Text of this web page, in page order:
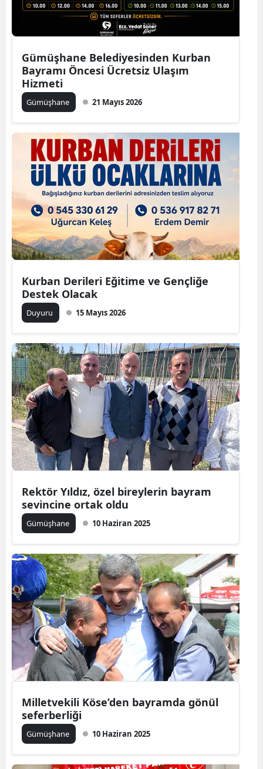
Yozgat
Aksaray
Kırıkkale
Batman
Şırnak
Bartın
Ardahan
Iğdır
Yalova
Kilis
Osmaniye
Düzce
Gümüşhane Belediyesinden Kurban
Bayramı Öncesi Ücretsiz Ulaşım
Hizmeti
Gümüşhane 21 Mayıs 2026
Kurban Derileri Eğitime ve Gençliğe
Destek Olacak
Duyuru 15 Mayıs 2026
Rektör Yıldız, özel bireylerin bayram
sevincine ortak oldu
Gümüşhane 10 Haziran 2025
Milletvekili Köse’den bayramda gönül
seferberliği
Gümüşhane 10 Haziran 2025